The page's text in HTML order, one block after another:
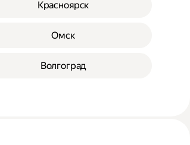
Красноярск
Омск
Волгоград